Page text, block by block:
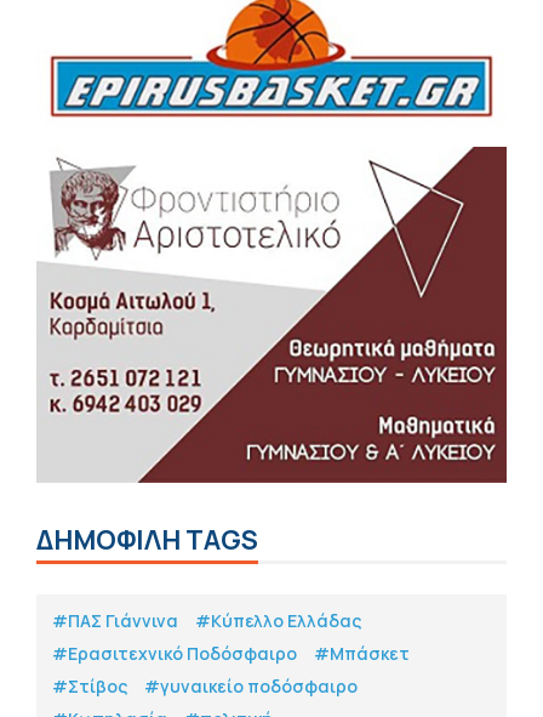
ΔΗΜΟΦΙΛΗ TAGS
#ΠΑΣ Γιάννινα
#Κύπελλο Ελλάδας
#Eρασιτεχνικό Ποδόσφαιρο
#Μπάσκετ
#Στίβος
#γυναικείο ποδόσφαιρο